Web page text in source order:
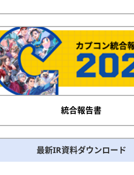
統合報告書
最新IR資料ダウンロード